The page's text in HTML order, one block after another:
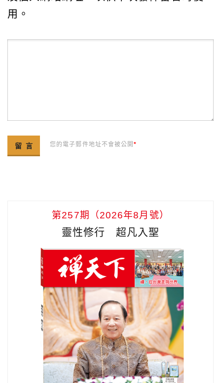
用。
您的電子郵件地址不會被公開*
第257期（2026年8月號）
靈性修行 超凡入聖